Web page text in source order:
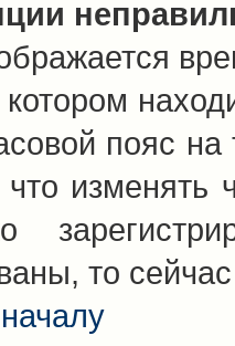
пояс
изменять
то